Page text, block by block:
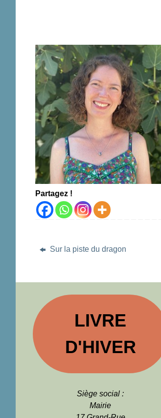
Partagez !
Sur la piste du dragon
LIVRE
D'HIVER
Siège social :
Mairie